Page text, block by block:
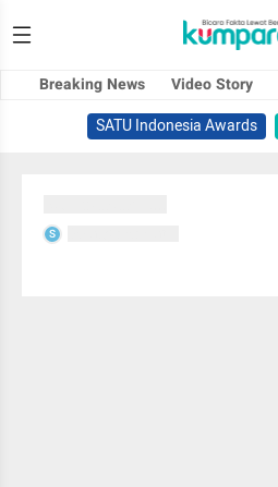
Breaking News Video Story
SATU Indonesia Awards
S